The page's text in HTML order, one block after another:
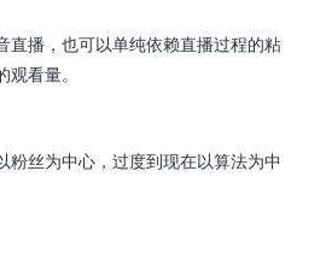
直播，也可以单纯依赖直播过程的粘
看量。
粉丝为中心，过度到现在以算法为中